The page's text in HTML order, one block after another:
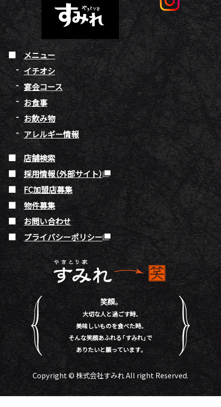
メニュー
イチオシ
宴会コース
お食事
お飲み物
アレルギー情報
店舗検索
採用情報（外部サイト）
FC加盟店募集
物件募集
お問い合わせ
プライバシーポリシー
笑顔。
大切な人と過ごす時、
美味しいものを食べた時。
そんな笑顔あふれる「すみれ」で
ありたいと願っています。
Copyright © 株式会社すみれ All right Reserved.